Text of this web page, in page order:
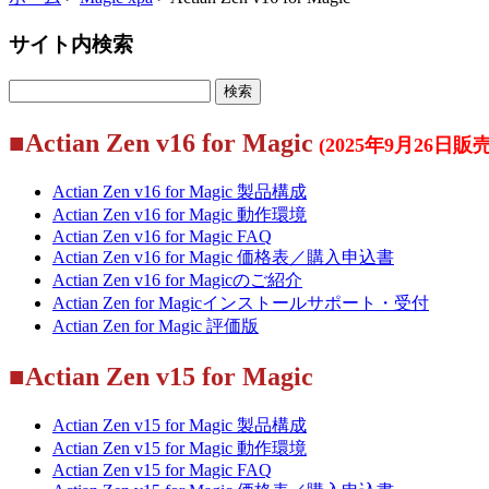
サイト内検索
■Actian Zen v16 for Magic (2025年9月26日販
Actian Zen v16 for Magic 製品構成
Actian Zen v16 for Magic 動作環境
Actian Zen v16 for Magic FAQ
Actian Zen v16 for Magic 価格表／購入申込書
Actian Zen v16 for Magicのご紹介
Actian Zen for Magicインストールサポート・受付
Actian Zen for Magic 評価版
■Actian Zen v15 for Magic
Actian Zen v15 for Magic 製品構成
Actian Zen v15 for Magic 動作環境
Actian Zen v15 for Magic FAQ